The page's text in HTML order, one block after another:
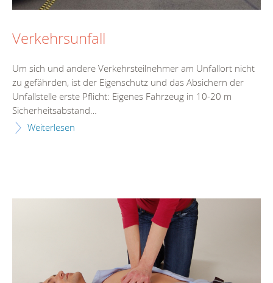
Verkehrsunfall
Um sich und andere Verkehrsteilnehmer am Unfallort nicht
zu gefährden, ist der Eigenschutz und das Absichern der
Unfallstelle erste Pflicht: Eigenes Fahrzeug in 10-20 m
Sicherheitsabstand…
Weiterlesen